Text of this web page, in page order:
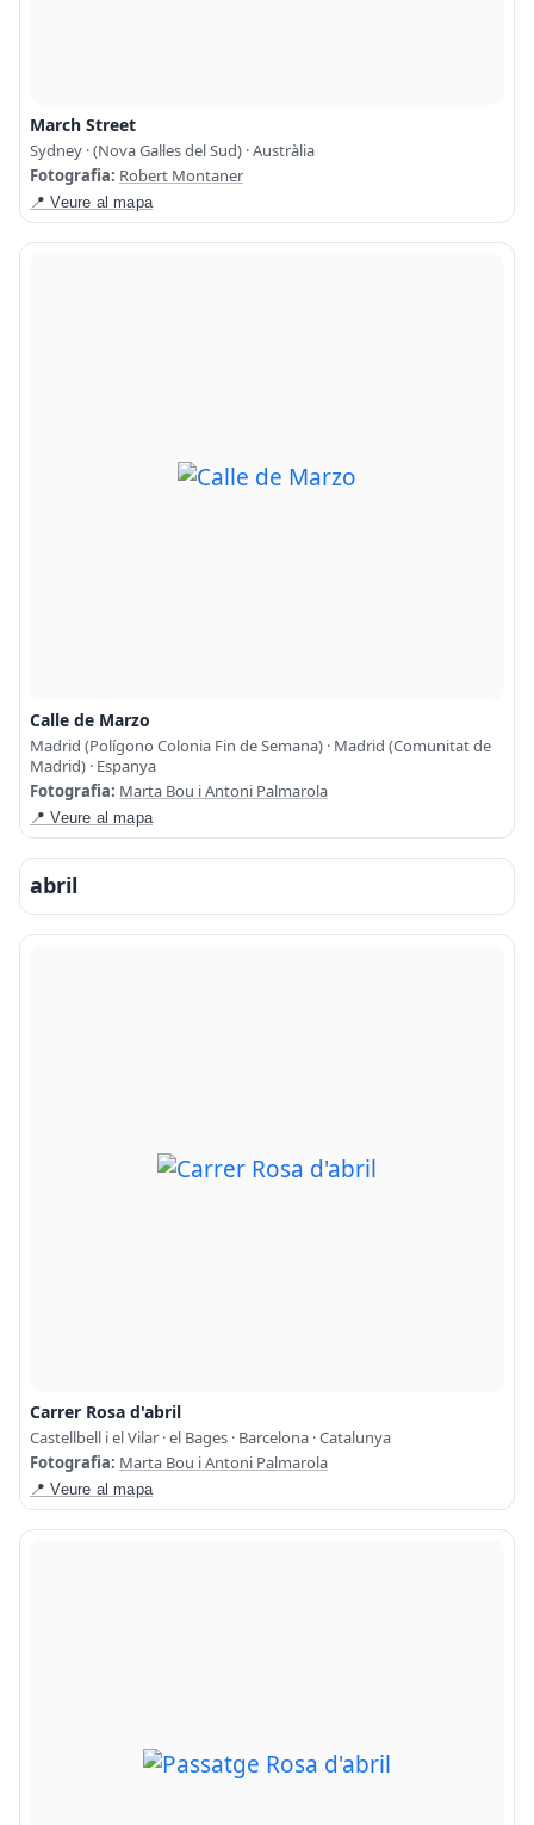
March Street
Sydney · (Nova Gal·les del Sud) · Austràlia
Fotografia: Robert Montaner
📍 Veure al mapa
Calle de Marzo
Madrid (Polígono Colonia Fin de Semana) · Madrid (Comunitat de
Madrid) · Espanya
Fotografia: Marta Bou i Antoni Palmarola
📍 Veure al mapa
abril
Carrer Rosa d'abril
Castellbell i el Vilar · el Bages · Barcelona · Catalunya
Fotografia: Marta Bou i Antoni Palmarola
📍 Veure al mapa